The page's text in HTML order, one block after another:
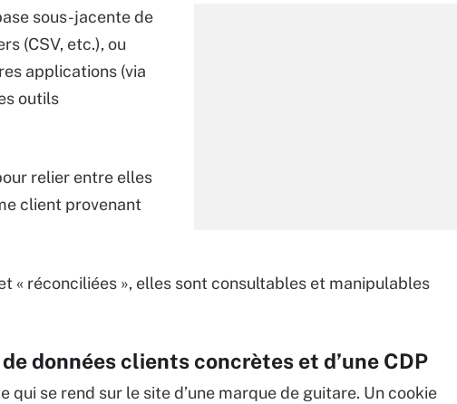
sous-jacente de
(CSV, etc.), ou
applications (via
outils
relier entre elles
client provenant
« réconciliées », elles sont consultables et manipulables
de données clients concrètes et d’une CDP
qui se rend sur le site d’une marque de guitare. Un cookie